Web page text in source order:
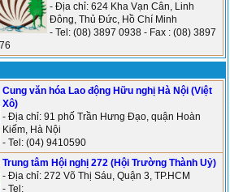
- Địa chỉ: 624 Kha Vạn Cân, Linh
Đông, Thủ Đức, Hồ Chí Minh
- Tel: (08) 3897 0938 - Fax : (08) 3897
Cung văn hóa Lao động Hữu nghị Hà Nội (Việt
Xô)
- Địa chỉ: 91 phố Trần Hưng Đạo, quận Hoàn
Kiếm, Hà Nội
- Tel: (04) 9410590
Trung tâm Hội nghị 272 (Hội Trường Thành Uỷ)
- Địa chỉ: 272 Võ Thị Sáu, Quận 3, TP.HCM
- Tel: